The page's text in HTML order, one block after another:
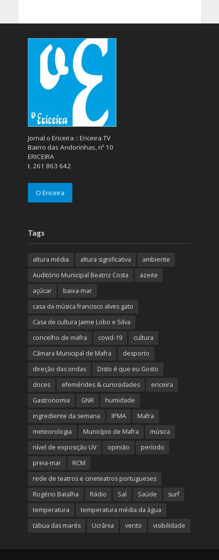
Jornal o Ericeira :: Ericeira TV
Bairro das Andorinhas, nº 10
ERICEIRA
t. 261 863 642
O Ericeira
Tags
altura média altura significativa
ambiente
Auditório Municipal Beatriz Costa
azeite
açúcar
baixa-mar
casa da música francisco alves gato
Casa de cultura Jaime Lobo e Silva
concelho de mafra
covid-19
cultura
Câmara Municipal de Mafra
desporto
direção das ondas
Disto é que eu Gosto
doces
efemérides & curiosidades
ericeira
Gastronomia
GNR
humidade
ingrediente da semana
IPMA
Mafra
meteorologia
Município de Mafra
música
nível de exposição UV
opinião
período
preia-mar
RCM
rede de teatros e cineteatros portugueses
Rogério Batalha
Rádio Sal Saúde
surf
temperatura
temperatura média da água
tábua das marés
Ucrânia vento visibilidade